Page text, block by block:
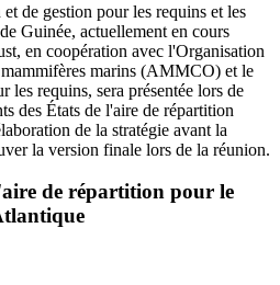
de gestion pour les requins et les
Guinée, actuellement en cours
en coopération avec l'Organisation
marins (AMMCO) et le
requins, sera présentée lors de
des États de l'aire de répartition
de la stratégie avant la
la version finale lors de la réunion.
de répartition pour le